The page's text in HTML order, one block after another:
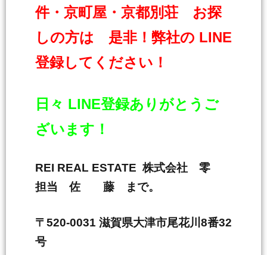
件・京町屋・京都別荘 お探
しの方は 是非！弊社の LINE
登録してください！
日々 LINE登録ありがとうご
ざいます！
REI REAL ESTATE 株式会社 零
担当 佐 藤 まで。
〒520-0031 滋賀県大津市尾花川8番32
号